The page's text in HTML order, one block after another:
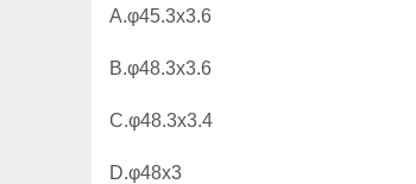
A.φ45.3x3.6
B.φ48.3x3.6
C.φ48.3x3.4
D.φ48x3